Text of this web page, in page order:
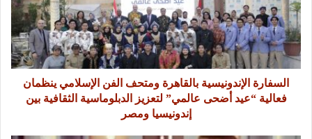
السفارة الإندونيسية بالقاهرة ومتحف الفن الإسلامي ينظمان
فعالية “عيد أضحى عالمي” لتعزيز الدبلوماسية الثقافية بين
إندونيسيا ومصر